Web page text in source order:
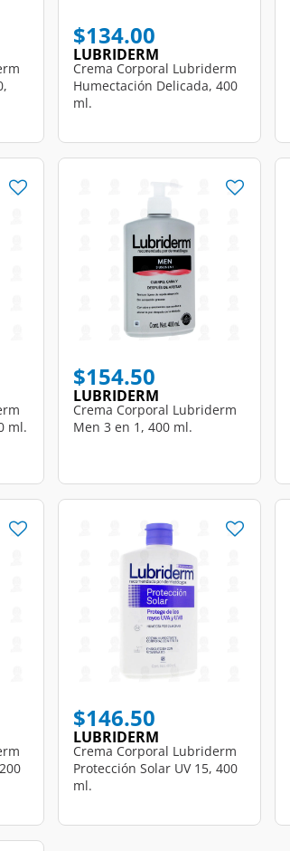
$134.00
LUBRIDERM
Crema Corporal Lubriderm
Humectación Delicada, 400
ml.
ml.
$154.50
LUBRIDERM
Crema Corporal Lubriderm
Men 3 en 1, 400 ml.
$146.50
LUBRIDERM
Crema Corporal Lubriderm
Protección Solar UV 15, 400
ml.